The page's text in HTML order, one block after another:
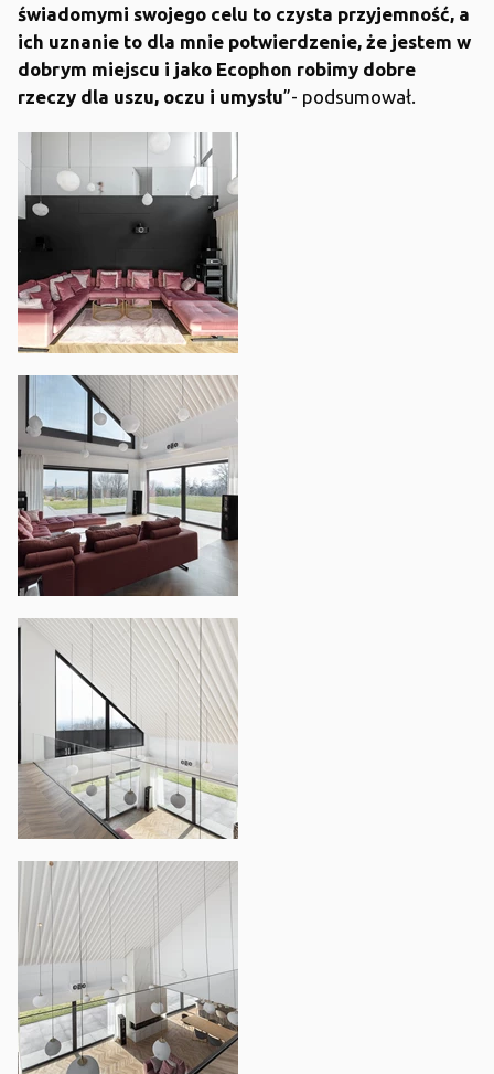
świadomymi swojego celu to czysta przyjemność, a
ich uznanie to dla mnie potwierdzenie, że jestem w
dobrym miejscu i jako Ecophon robimy dobre
rzeczy dla uszu, oczu i umysłu”- podsumował.